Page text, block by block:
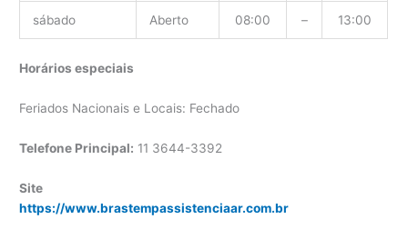
sábado Aberto 08:00 – 13:00
Horários especiais
Feriados Nacionais e Locais: Fechado
Telefone Principal: 11 3644-3392
Site
https://www.brastempassistenciaar.com.br